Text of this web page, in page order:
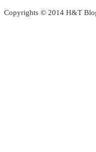
Copyrights © 2014 H&T